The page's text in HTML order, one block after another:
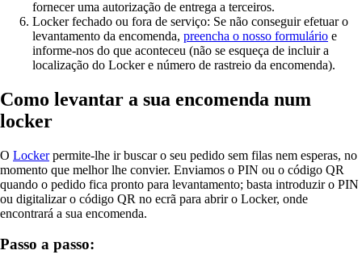
fornecer uma autorização de entrega a terceiros.
Locker fechado ou fora de serviço: Se não conseguir efetuar o
levantamento da encomenda, preencha o nosso formulário e
informe-nos do que aconteceu (não se esqueça de incluir a
localização do Locker e número de rastreio da encomenda).
Como levantar a sua encomenda num
locker
O Lockerpermite-lhe ir buscar o seu pedido sem filas nem esperas, no
momento que melhor lhe convier. Enviamos o PIN ou o código QR
quando o pedido fica pronto para levantamento; basta introduzir o PIN
ou digitalizar o código QR no ecrã para abrir o Locker, onde
encontrará a sua encomenda.
Passo a passo: